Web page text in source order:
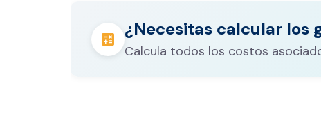
calculate ¿Necesitas calcular los
Calcula todos los costos